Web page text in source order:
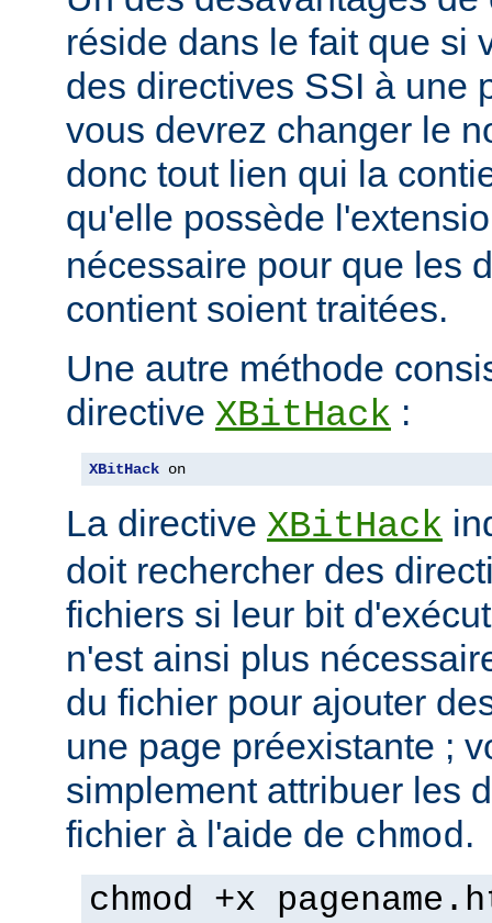
réside dans le fait que si
des directives SSI à une
vous devrez changer le
donc tout lien qui la
qu'elle possède
nécessaire pour que les
contient soient traitées.
Une autre méthode
directive XBitHack :
XBitHack on
La directive XBitHack
doit rechercher des
fichiers si leur bit
n'est ainsi plus
du fichier pour ajouter
une page préexistante ;
simplement attribuer les
fichier à l'aide de chmod.
chmod +x